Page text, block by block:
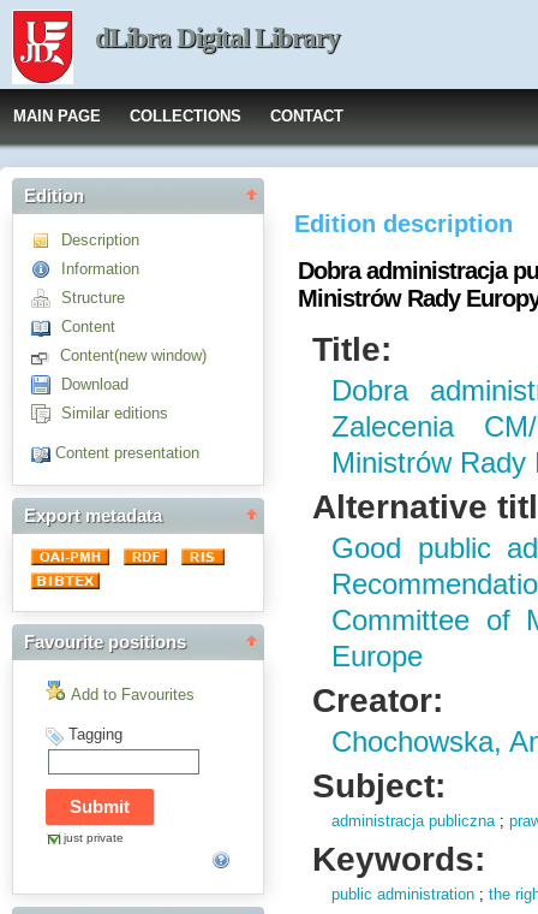
dLibra Digital Library
MAIN PAGE COLLECTIONS CONTACT
Edition
Description
Information
Structure
Content
Content(new window)
Download
Similar editions
Content presentation
Export metadata
Favourite positions
Add to Favourites
Tagging
just private
Edition description
Dobra administracja
Ministrów Rady
Title:
Dobra
Zalecenia
Ministrów Rady
Alternative
Good public
Committee of
Europe
Creator:
Chochowska,
Subject:
administracja publiczna;
Keywords:
public administration ;the